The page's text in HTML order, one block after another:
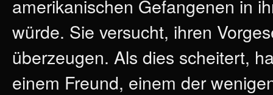
amerikanischen Gefangenen in
würde. Sie versucht, ihren
überzeugen. Als dies scheitert,
einem Freund, einem der